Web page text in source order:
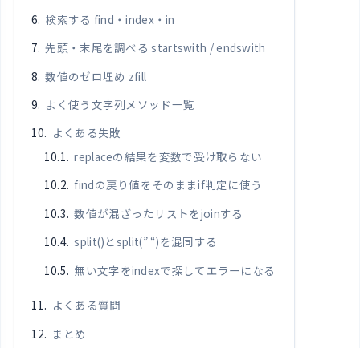
検索する find・index・in
先頭・末尾を調べる startswith / endswith
数値のゼロ埋め zfill
よく使う文字列メソッド一覧
よくある失敗
replaceの結果を変数で受け取らない
findの戻り値をそのままif判定に使う
数値が混ざったリストをjoinする
split()とsplit(” “)を混同する
無い文字をindexで探してエラーになる
よくある質問
まとめ